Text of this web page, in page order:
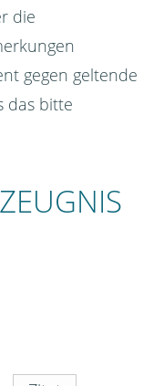
die
gegen geltende
das bitte